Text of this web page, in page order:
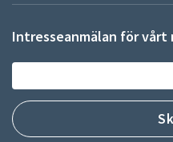
Intresseanmälan för vårt